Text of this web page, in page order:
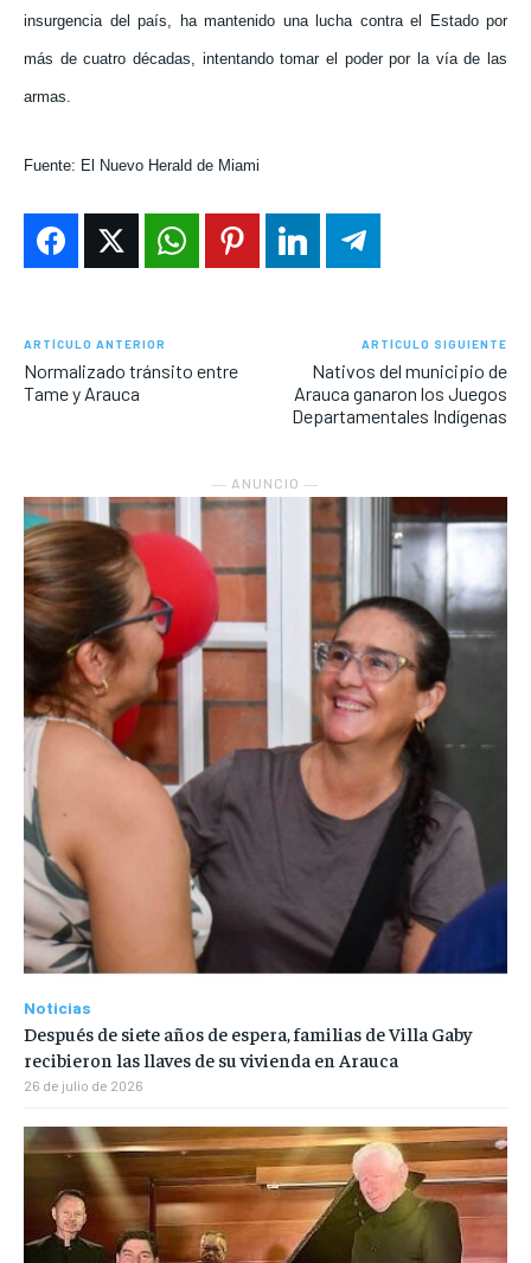
insurgencia del país, ha mantenido una lucha contra el Estado por
más de cuatro décadas, intentando tomar el poder por la vía de las
armas.
Fuente: El Nuevo Herald de Miami
ARTÍCULO ANTERIOR
Normalizado tránsito entre
Tame y Arauca
ARTÍCULO SIGUIENTE
Nativos del municipio de
Arauca ganaron los Juegos
Departamentales Indígenas
― ANUNCIO ―
Noticias
Después de siete años de espera, familias de Villa Gaby
recibieron las llaves de su vivienda en Arauca
26 de julio de 2026